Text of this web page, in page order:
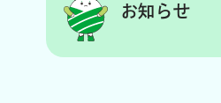
お知らせ